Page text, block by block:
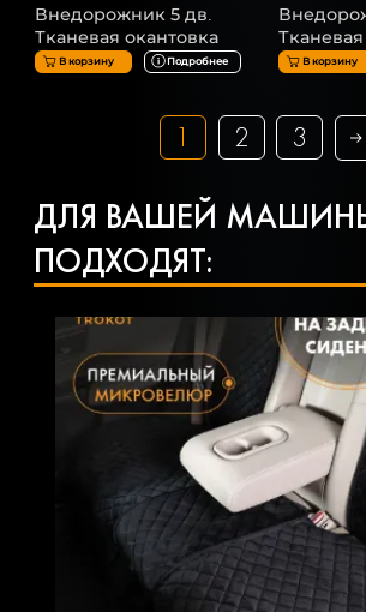
Внедорожник 5 дв.
Тканевая окантовка
В корзину Подробнее В корзину
1 2 3
ДЛЯ ВАШЕЙ
ПОДХОДЯТ: